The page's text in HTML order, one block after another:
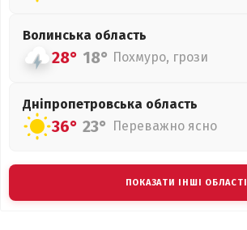
Волинська область
28° 18° Похмуро, грози
Дніпропетровська область
36° 23° Переважно ясно
ПОКАЗАТИ ІНШІ ОБЛАСТІ